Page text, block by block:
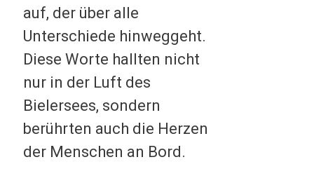
auf, der über alle
Unterschiede hinweggeht.
Diese Worte hallten nicht
nur in der Luft des
Bielersees, sondern
berührten auch die Herzen
der Menschen an Bord.